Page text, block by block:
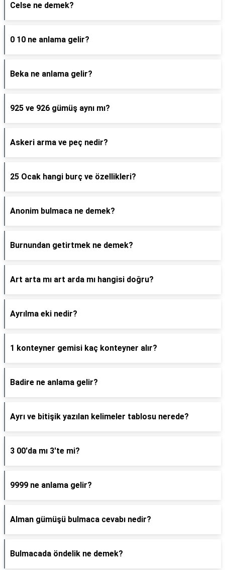
Celse ne demek?
0 10 ne anlama gelir?
Beka ne anlama gelir?
925 ve 926 gümüş aynı mı?
Askeri arma ve peç nedir?
25 Ocak hangi burç ve özellikleri?
Anonim bulmaca ne demek?
Burnundan getirtmek ne demek?
Art arta mı art arda mı hangisi doğru?
Ayrılma eki nedir?
1 konteyner gemisi kaç konteyner alır?
Badire ne anlama gelir?
Ayrı ve bitişik yazılan kelimeler tablosu nerede?
3 00'da mı 3'te mi?
9999 ne anlama gelir?
Alman gümüşü bulmaca cevabı nedir?
Bulmacada öndelik ne demek?